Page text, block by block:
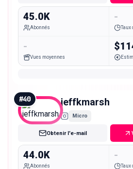
45.0K
Abonnés
-
Taux
-
Vues moyennes
#40 jeffkmarsh
Micro
Obtenir l'e-mail
44.0K
Abonnés
-
Taux